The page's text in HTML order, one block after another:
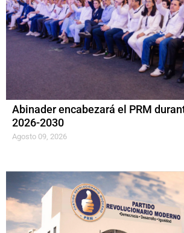
Abinader encabezará el PRM
2026-2030
Agosto 09, 2026